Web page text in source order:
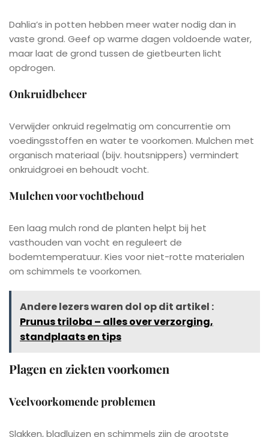
Dahlia’s in potten hebben meer water nodig dan in
vaste grond. Geef op warme dagen voldoende water,
maar laat de grond tussen de gietbeurten licht
opdrogen.
Onkruidbeheer
Verwijder onkruid regelmatig om concurrentie om
voedingsstoffen en water te voorkomen. Mulchen met
organisch materiaal (bijv. houtsnippers) vermindert
onkruidgroei en behoudt vocht.
Mulchen voor vochtbehoud
Een laag mulch rond de planten helpt bij het
vasthouden van vocht en reguleert de
bodemtemperatuur. Kies voor niet-rotte materialen
om schimmels te voorkomen.
Andere lezers waren dol op dit artikel :
Prunus triloba – alles over verzorging,
standplaats en tips
Plagen en ziekten voorkomen
Veelvoorkomende problemen
Slakken, bladluizen en schimmels zijn de grootste